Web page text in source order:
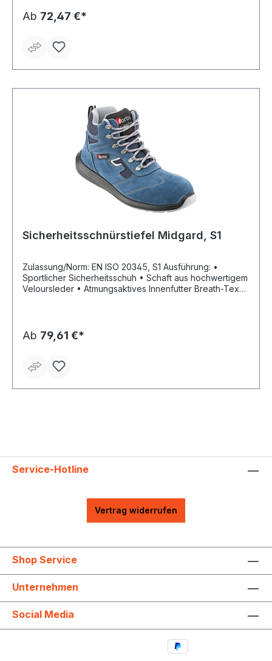
nichtmetallische, durchtrittsichere Zwischensohle,
Ab 72,47 €*
Sicherheitsschnürstiefel Midgard, S1
Zulassung/Norm: EN ISO 20345, S1 Ausführung: •
Sportlicher Sicherheitsschuh • Schaft aus hochwertigem
Veloursleder • Atmungsaktives Innenfutter Breath-Tex
atmungsaktives Innenfutter Breath-Tex Sicherheit:
Kunststoffkappe
Ab 79,61 €*
Service-Hotline
Vertrag widerrufen
Shop Service
Unternehmen
Social Media